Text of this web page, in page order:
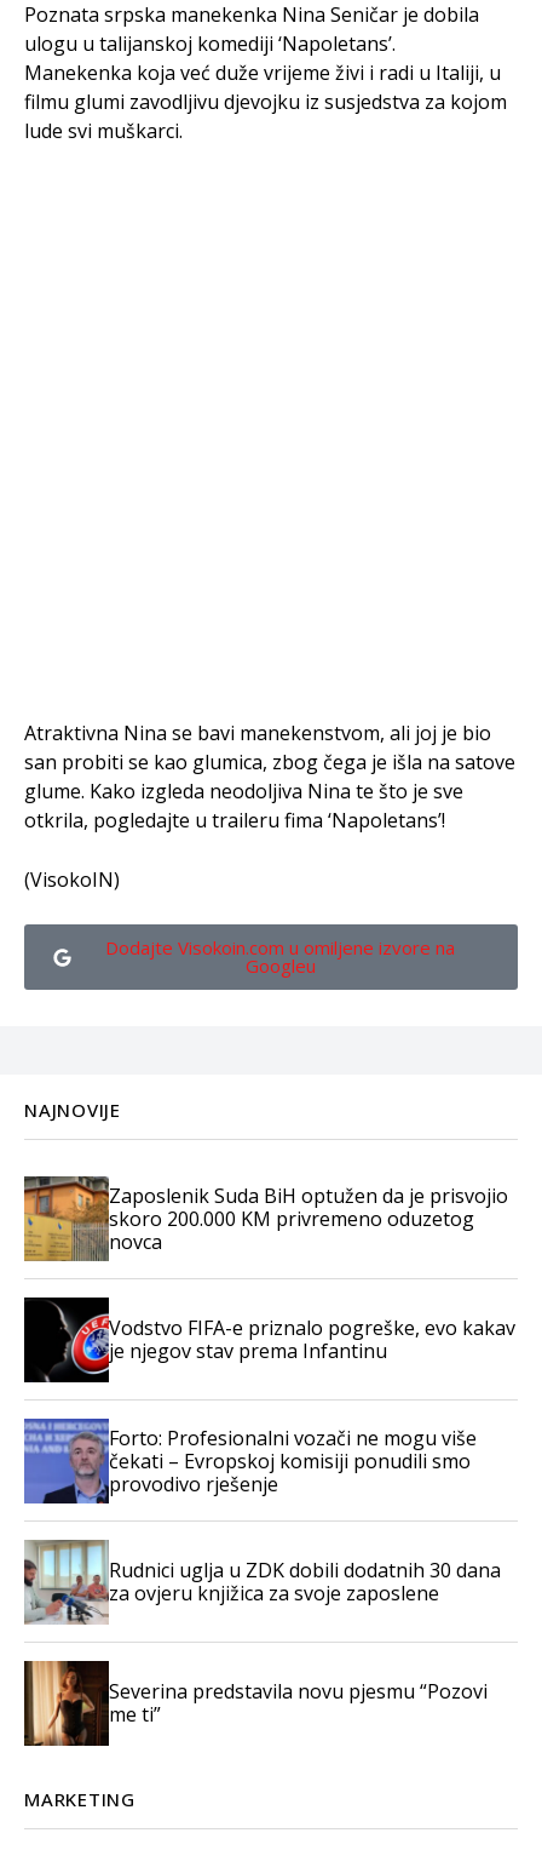
Poznata srpska manekenka Nina Seničar je dobila
ulogu u talijanskoj komediji ‘Napoletans’.
Manekenka koja već duže vrijeme živi i radi u Italiji, u
filmu glumi zavodljivu djevojku iz susjedstva za kojom
lude svi muškarci.
Atraktivna Nina se bavi manekenstvom, ali joj je bio
san probiti se kao glumica, zbog čega je išla na satove
glume. Kako izgleda neodoljiva Nina te što je sve
otkrila, pogledajte u traileru fima ‘Napoletans’!
(VisokoIN)
Dodajte Visokoin.com u omiljene izvore na
Googleu
NAJNOVIJE
Zaposlenik Suda BiH optužen da je prisvojio
skoro 200.000 KM privremeno oduzetog
novca
Vodstvo FIFA-e priznalo pogreške, evo kakav
je njegov stav prema Infantinu
Forto: Profesionalni vozači ne mogu više
čekati – Evropskoj komisiji ponudili smo
provodivo rješenje
Rudnici uglja u ZDK dobili dodatnih 30 dana
za ovjeru knjižica za svoje zaposlene
Severina predstavila novu pjesmu “Pozovi
me ti”
MARKETING